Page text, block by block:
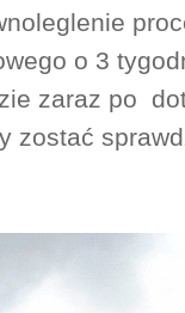
o 3
zaraz po
zostać